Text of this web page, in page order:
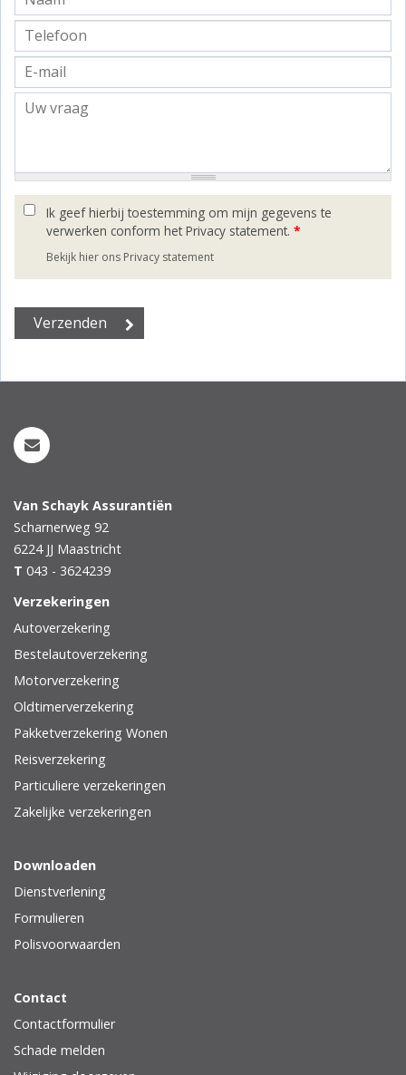
Ik geef hierbij toestemming om mijn gegevens te
verwerken conform het Privacy statement. *
Bekijk hier ons Privacy statement
Van Schayk Assurantiën
Scharnerweg 92
6224 JJ Maastricht
T 043 - 3624239
Verzekeringen
Autoverzekering
Bestelautoverzekering
Motorverzekering
Oldtimerverzekering
Pakketverzekering Wonen
Reisverzekering
Particuliere verzekeringen
Zakelijke verzekeringen
Downloaden
Dienstverlening
Formulieren
Polisvoorwaarden
Contact
Contactformulier
Schade melden